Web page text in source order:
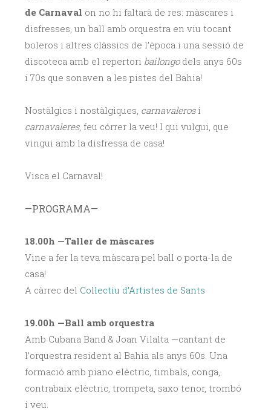
de Carnaval on no hi faltarà de res: màscares i
disfresses, un ball amb orquestra en viu tocant
boleros i altres clàssics de l’època i una sessió de
discoteca amb el repertori bailongodels anys 60s
i 70s que sonaven a les pistes del Bahia!
Nostàlgics i nostàlgiques, carnavaleros i
carnavaleres, feu córrer la veu! I qui vulgui, que
vingui amb la disfressa de casa!
Visca el Carnaval!
—PROGRAMA—
18.00h —Taller de màscares
Vine a fer la teva màscara pel ball o porta-la de
casa!
A càrrec del Col·lectiu d’Artistes de Sants
19.00h —Ball amb orquestra
Amb Cubana Band & Joan Vilalta —cantant de
l’orquestra resident al Bahia als anys 60s. Una
formació amb piano elèctric, timbals, conga,
contrabaix elèctric, trompeta, saxo tenor, trombó
i veu.